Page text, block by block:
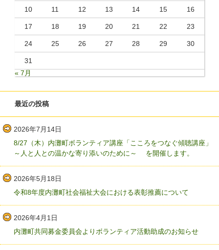
10 11 12 13 14 15 16
17 18 19 20 21 22 23
24 25 26 27 28 29 30
31
« 7月
最近の投稿
2026年7月14日
8/27（木）内灘町ボランティア講座「こころをつなぐ傾聴講座」
～人と人との温かな寄り添いのために～ を開催します。
2026年5月18日
令和8年度内灘町社会福祉大会における表彰推薦について
2026年4月1日
内灘町共同募金委員会よりボランティア活動助成のお知らせ